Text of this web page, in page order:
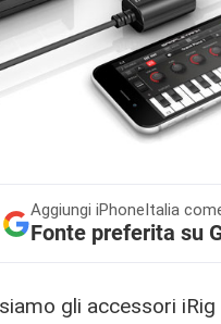
Aggiungi iPhoneItalia
Fonte preferita su
gli accessori